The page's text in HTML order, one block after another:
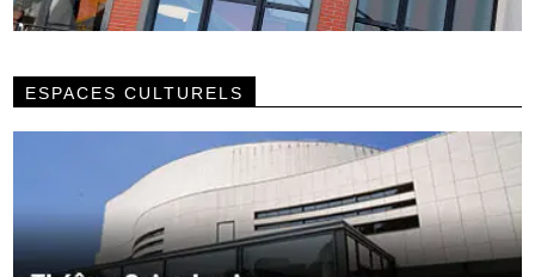
ESPACES CULTURELS